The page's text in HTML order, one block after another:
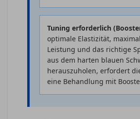
Tuning erforderlich
optimale Elastizität,
Leistung und das richtige
aus dem harten blauen
herauszuholen, erfordert
eine Behandlung mit